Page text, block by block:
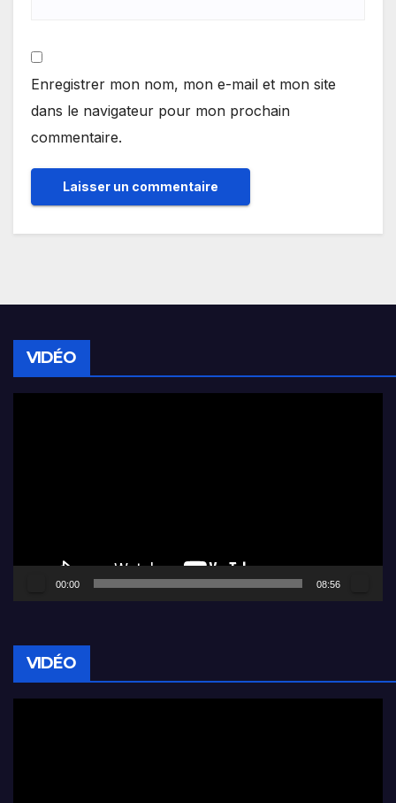
Enregistrer mon nom, mon e-mail et mon site
dans le navigateur pour mon prochain
commentaire.
VIDÉO
00:00 08:56
VIDÉO